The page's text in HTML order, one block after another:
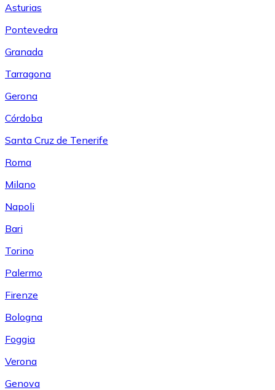
Asturias
Pontevedra
Granada
Tarragona
Gerona
Córdoba
Santa Cruz de Tenerife
Roma
Milano
Napoli
Bari
Torino
Palermo
Firenze
Bologna
Foggia
Verona
Genova